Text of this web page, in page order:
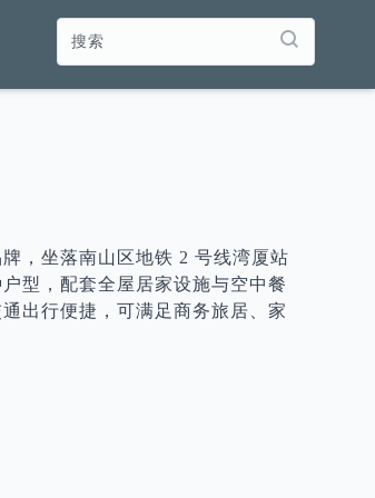
，坐落南山区地铁 2 号线湾厦站
型，配套全屋居家设施与空中餐
出行便捷，可满足商务旅居、家